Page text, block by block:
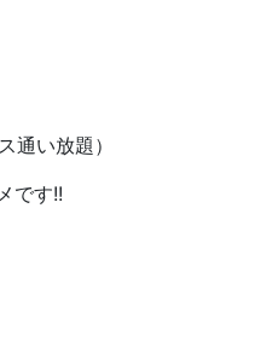
通い放題）
です!!